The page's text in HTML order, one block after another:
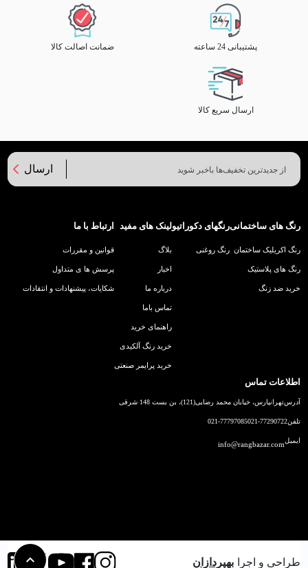
پشتیبانی 24 ساعته ضمانت اصالت کالا
ارسال سریع کالا
ارسال
رنگ های ساختمانی
رنگ اکریلیک ساختمان
رنگ های پلاستیک
خرید ضد زنگ
رنگهای دکوراتیو
رنگ روغنی
لینک های مفید
بلاگ
اخبار
درباره ما
تماس باما
راهنمای خرید
خرید رنگ آلکیدی
خرید پرایمر صنعتی
ارتباط با ما
قوانین و مقررات
پرسش ها ی متداول
شکایات، پیشنهادات و انتقادات
اطلاعات تماس
آدرستهرانپارس، خیابان محمد رضایی(121)، بن بست 148 شرقی
تلفن021-77290722
021-77797085
ایمیلinfo@rangbazar.com
طراحی و اجرا بهپردازان